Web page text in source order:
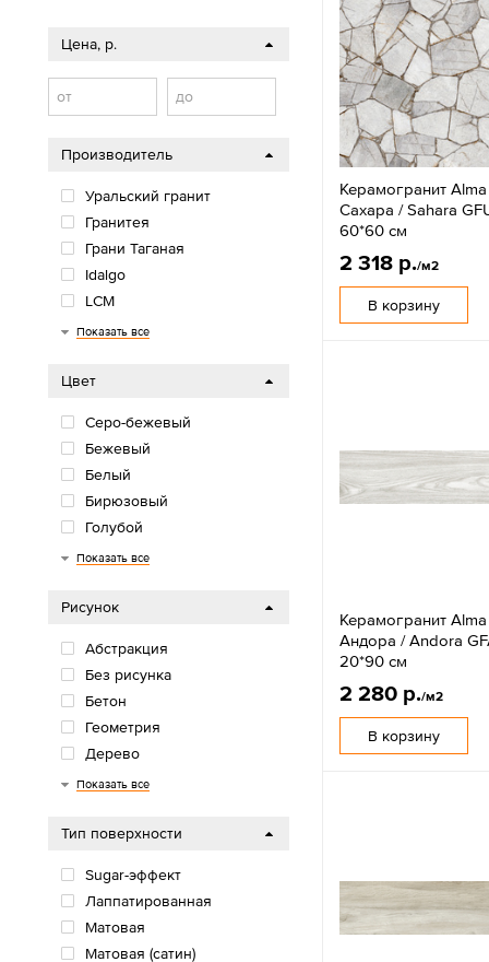
Керамогранит
Сахара / Sahara
60*60 см
2 318 р./м2
В корзину
Керамогранит
Андора / Andora
20*90 см
2 280 р./м2
В корзину
Цена, р.
от до
Производитель
Уральский гранит
Гранитея
Грани Таганая
Idalgo
LCM
Diamond Ceramics
Shaturatile
Gracia Ceramica
AZORI
Alma Ceramica
Kerranova
ESTIMA
ZERDE TILE
Delacora
New Trend
Cersanit
Global Tile
Lasselsberger
ZM
NSceramic
Primovera
Евро-Керамика
Grasaro
Kerama Marazzi
AltaCera
Пиастрелла
Показать все
Цвет
Cеро-бежевый
Бежевый
Белый
Бирюзовый
Голубой
Жёлтый
Зелёный
Коричневый
Красный
Медовый
Молочный
Оранжевый
Песочный
Разноцветный
Розовый
Светло-бежевый
Светло-коричневый
Светло-серый
Серо-коричневый
Серый
Синий
Темно-серый
Темно-серый
Фиолетовый
Чёрный
Показать все
Рисунок
Абстракция
Без рисунка
Бетон
Геометрия
Дерево
Камень
Металл
Мозаика
Моноколор
Мрамор
Оникс
Орнамент
пэчворк
Пэчворк
Соль-перец
Терраццо
Ткань
Травертин
Узоры
Флора
Цемент
Показать все
Тип поверхности
Sugar-эффект
Лаппатированная
Матовая
Матовая (сатин)